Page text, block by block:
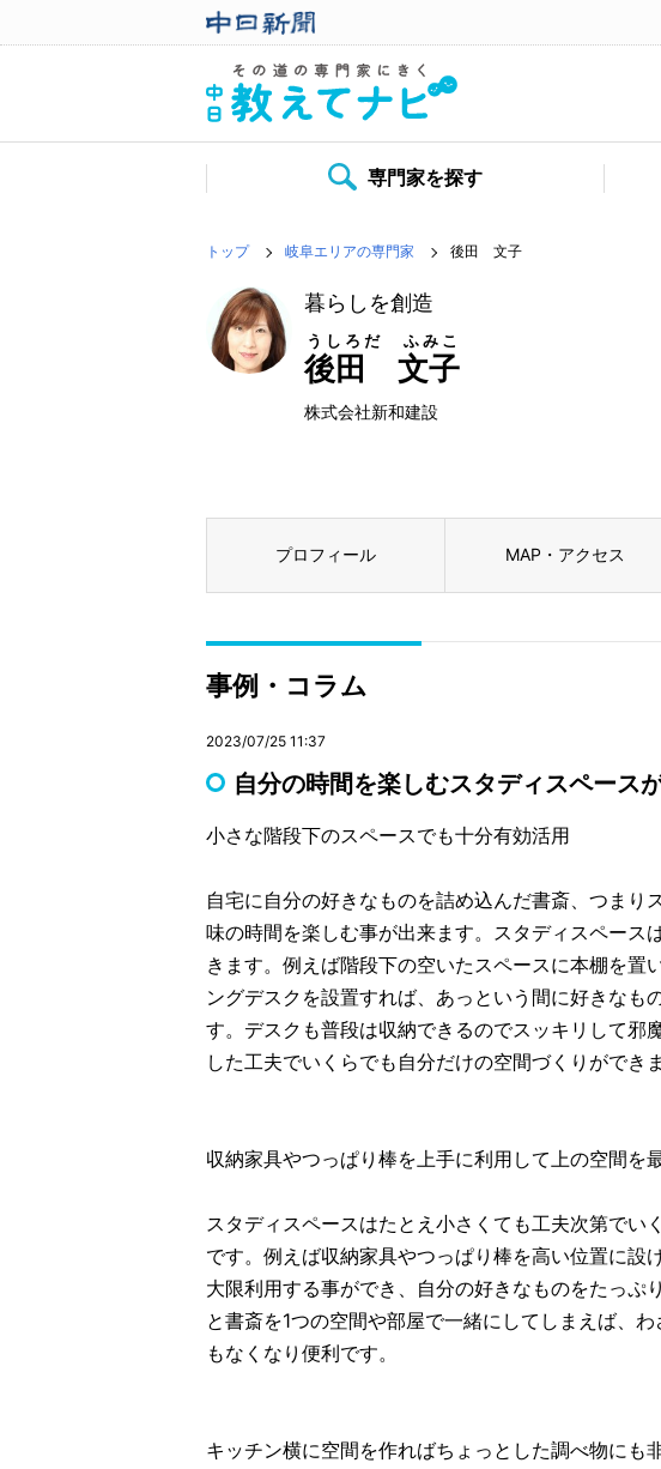
専門家を探す
トップ 岐阜エリアの専門家 後田 文子
暮らしを創造
後田 文子
うしろだ ふみこ
株式会社新和建設
プロフィール MAP・アクセス
事例・コラム
2023/07/25 11:37
自分の時間を楽しむスタディスペース
小さな階段下のスペースでも十分有効活用
自宅に自分の好きなものを詰め込んだ書斎、つまり
味の時間を楽しむ事が出来ます。スタディスペース
きます。例えば階段下の空いたスペースに本棚を置
ングデスクを設置すれば、あっという間に好きなも
す。デスクも普段は収納できるのでスッキリして邪
した工夫でいくらでも自分だけの空間づくりができま
収納家具やつっぱり棒を上手に利用して上の空間を
スタディスペースはたとえ小さくても工夫次第でい
です。例えば収納家具やつっぱり棒を高い位置に設
大限利用する事ができ、自分の好きなものをたっぷ
と書斎を1つの空間や部屋で一緒にしてしまえば、
もなくなり便利です。
キッチン横に空間を作ればちょっとした調べ物にも